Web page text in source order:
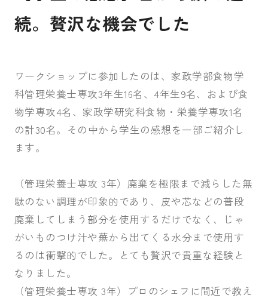
続。贅沢な機会でした
ワークショップに参加したのは、家政学部食物学
科管理栄養士専攻3年生16名、4年生9名、および食
物学専攻4名、家政学研究科食物・栄養学専攻1名
の計30名。その中から学生の感想を一部ご紹介し
ます。
（管理栄養士専攻 3年）廃棄を極限まで減らした無
駄のない調理が印象的であり、皮や芯などの普段
廃棄してしまう部分を使用するだけでなく、じゃ
がいものつけ汁や蕪から出てくる水分まで使用す
るのは衝撃的でした。とても贅沢で貴重な経験と
なりました。
（管理栄養士専攻 3年）プロのシェフに間近で教え